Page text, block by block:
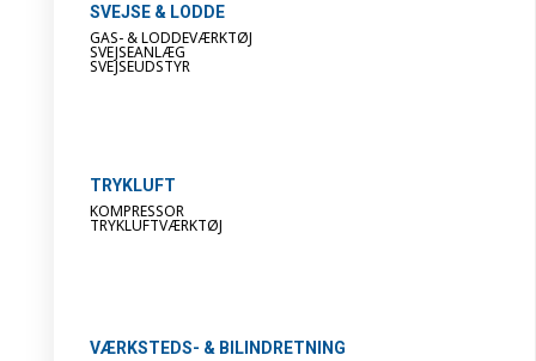
SVEJSE & LODDE
GAS- & LODDEVÆRKTØJ
SVEJSEANLÆG
SVEJSEUDSTYR
TRYKLUFT
KOMPRESSOR
TRYKLUFTVÆRKTØJ
VÆRKSTEDS- & BILINDRETNING